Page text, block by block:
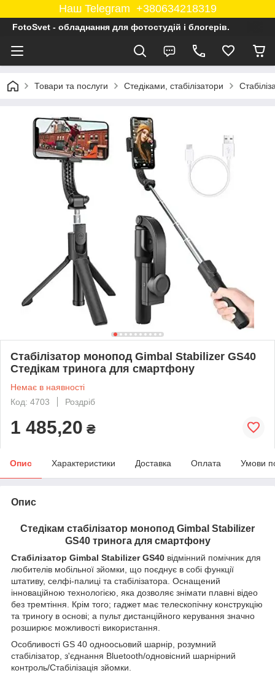
Наш Telegram +380634218319
FotoSvet - обладнання для фотостудій і блогерів.
Товари та послуги Стедіками, стабілізатори
Стабілізатор монопод Gimbal Stabilizer GS40
Стедікам тринога для смартфону
Немає в наявності
Код: 4703
Роздріб
1 485,20 ₴
Опис Характеристики Доставка Оплата Умови
Опис
Стедікам стабілізатор монопод Gimbal Stabilizer
GS40 тринога для смартфону
Стабілізатор Gimbal Stabilizer GS40 відмінний помічник для
любителів мобільної зйомки, що поєднує в собі функції
штативу, селфі-палиці та стабілізатора. Оснащений
інноваційною технологією, яка дозволяє знімати плавні відео
без тремтіння. Крім того; гаджет має телескопічну конструкцію
та триногу в основі; а пульт дистанційного керування значно
розширює можливості використання.
Особливості GS 40 одноосьовий шарнір, розумний
стабілізатор, з'єднання Bluetooth/одновісний шарнірний
контроль/Стабілізація зйомки.